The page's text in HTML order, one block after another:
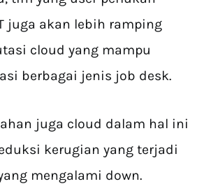
juga akan lebih ramping
cloud yang mampu
berbagai jenis job desk.
juga cloud dalam hal ini
kerugian yang terjadi
mengalami down.